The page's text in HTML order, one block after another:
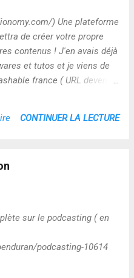
) Une plateforme
de créer votre propre
contenus ! J'en avais déjà
et tutos et je viens de
france ( URL devenue
de-coeur-mashable/ ) !
accessible uniquement aux
CONTINUER LA LECTURE
sur le podcasting ( en
podcasting-10614